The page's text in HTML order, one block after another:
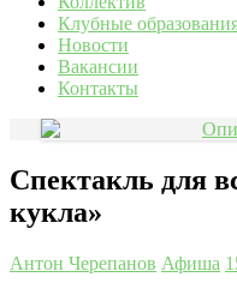
округа
Чехов Клубные
Новости
Вакансии
Контакты
Спектакль для
кукла»
Антон Черепанов Афиша